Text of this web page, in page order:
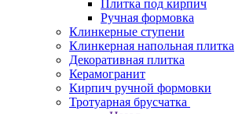
Плитка под кирпич
Ручная формовка
Клинкерные ступени
Клинкерная напольная плитка
Декоративная плитка
Керамогранит
Кирпич ручной формовки
Тротуарная брусчатка